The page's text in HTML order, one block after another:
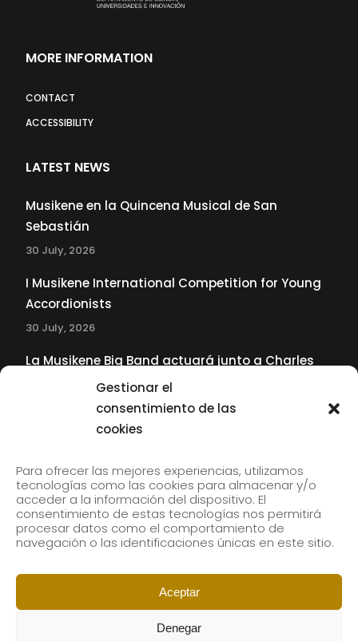
Gestionar el
consentimiento de las
cookies
Para ofrecer las mejores experiencias, utilizamos
tecnologías como las cookies para almacenar y/o
acceder a la información del dispositivo. El
consentimiento de estas tecnologías nos permitirá
procesar datos como el comportamiento de
navegación o las identificaciones únicas en este sitio.
Aceptar
Denegar
MORE INFORMATION
CONTACT
ACCESSIBILITY
LATEST NEWS
Musikene en la Quincena Musical de San
Sebastián
30 July, 2026
I Musikene International Competition for Young
Accordionists
30 July, 2026
La Musikene Big Band actuará junto a Charles
Tolliver en el 61 Jazzaldia
Subscribe to our newsletter to receive our news by
email.